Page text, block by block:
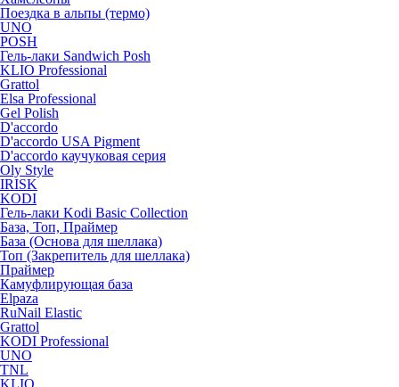
Поездка в альпы (термо)
UNO
POSH
Гель-лаки Sandwich Posh
KLIO Professional
Grattol
Elsa Professional
Gel Polish
D'accordo
D'accordo USA Pigment
D'accordo каучуковая серия
Oly Style
IRISK
KODI
Гель-лаки Kodi Basic Collection
База, Топ, Праймер
База (Основа для шеллака)
Топ (Закрепитель для шеллака)
Праймер
Камуфлирующая база
Elpaza
RuNail Elastic
Grattol
KODI Professional
UNO
TNL
KLIO